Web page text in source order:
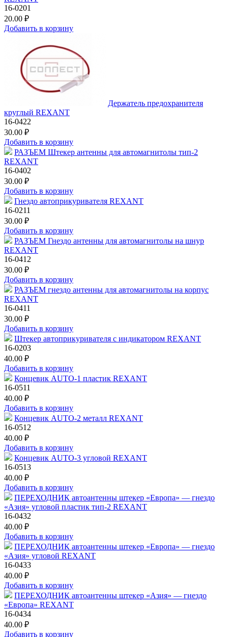
16-0201
20.00 ₽
Добавить в корзину
Держатель предохранителя
круглый REXANT
16-0422
30.00 ₽
Добавить в корзину
РАЗЪЕМ Штекер антенны для автомагнитолы тип-2
REXANT
16-0402
30.00 ₽
Добавить в корзину
Гнездо автоприкуривателя REXANT
16-0211
30.00 ₽
Добавить в корзину
РАЗЪЕМ Гнездо антенны для автомагнитолы на шнур
REXANT
16-0412
30.00 ₽
Добавить в корзину
РАЗЪЕМ гнездо антенны для автомагнитолы на корпус
REXANT
16-0411
30.00 ₽
Добавить в корзину
Штекер автоприкуривателя с индикатором REXANT
16-0203
40.00 ₽
Добавить в корзину
Концевик AUTO-1 пластик REXANT
16-0511
40.00 ₽
Добавить в корзину
Концевик AUTO-2 металл REXANT
16-0512
40.00 ₽
Добавить в корзину
Концевик AUTO-3 угловой REXANT
16-0513
40.00 ₽
Добавить в корзину
ПЕРЕХОДНИК автоантенны штекер «Европа» — гнездо
«Азия» угловой пластик тип-2 REXANT
16-0432
40.00 ₽
Добавить в корзину
ПЕРЕХОДНИК автоантенны штекер «Европа» — гнездо
«Азия» угловой REXANT
16-0433
40.00 ₽
Добавить в корзину
ПЕРЕХОДНИК автоантенны штекер «Азия» — гнездо
«Европа» REXANT
16-0434
40.00 ₽
Добавить в корзину